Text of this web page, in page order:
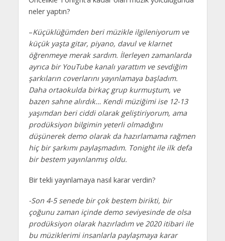
neler yaptın?
–Küçüklüğümden beri müzikle ilgileniyorum ve
küçük yaşta gitar, piyano, davul ve klarnet
öğrenmeye merak sardım. İlerleyen zamanlarda
ayrıca bir YouTube kanalı yarattım ve sevdiğim
şarkıların coverlarını yayınlamaya başladım.
Daha ortaokulda birkaç grup kurmuştum, ve
bazen sahne alırdık… Kendi müziğimi ise 12-13
yaşımdan beri ciddi olarak geliştiriyorum, ama
prodüksiyon bilgimin yeterli olmadığını
düşünerek demo olarak da hazırlamama rağmen
hiç bir şarkımı paylaşmadım. Tonight ile ilk defa
bir bestem yayınlanmış oldu.
Bir tekli yayınlamaya nasıl karar verdin?
-Son 4-5 senede bir çok bestem birikti, bir
çoğunu zaman içinde demo seviyesinde de olsa
prodüksiyon olarak hazırladım ve 2020 itibari ile
bu müziklerimi insanlarla paylaşmaya karar